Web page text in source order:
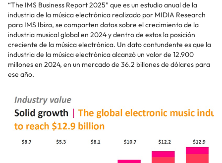
“The IMS Business Report 2025” que es un estudio anual de la
industria de la música electrónica realizado por MIDIA Research
para IMS Ibiza, se comparten datos sobre el crecimiento de la
industria musical global en 2024 y dentro de estos la posición
creciente de la música electrónica. Un dato contundente es que la
industria de la música electrónica alcanzó un valor de 12.900
millones en 2024, en un mercado de 36.2 billones de dólares para
ese año.